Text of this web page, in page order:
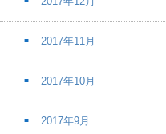
2017年11月
2017年10月
2017年9月